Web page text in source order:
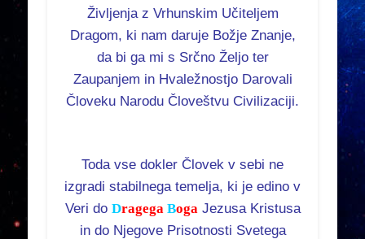
Življenja z Vrhunskim Učiteljem
Dragom, ki nam daruje Božje Znanje,
da bi ga mi s Srčno Željo ter
Zaupanjem in Hvaležnostjo Darovali
Človeku Narodu Človeštvu Civilizaciji.
Toda vse dokler Človek v sebi ne
izgradi stabilnega temelja, ki je edino v
Veri do Dragega Boga Jezusa Kristusa
in do Njegove Prisotnosti Svetega